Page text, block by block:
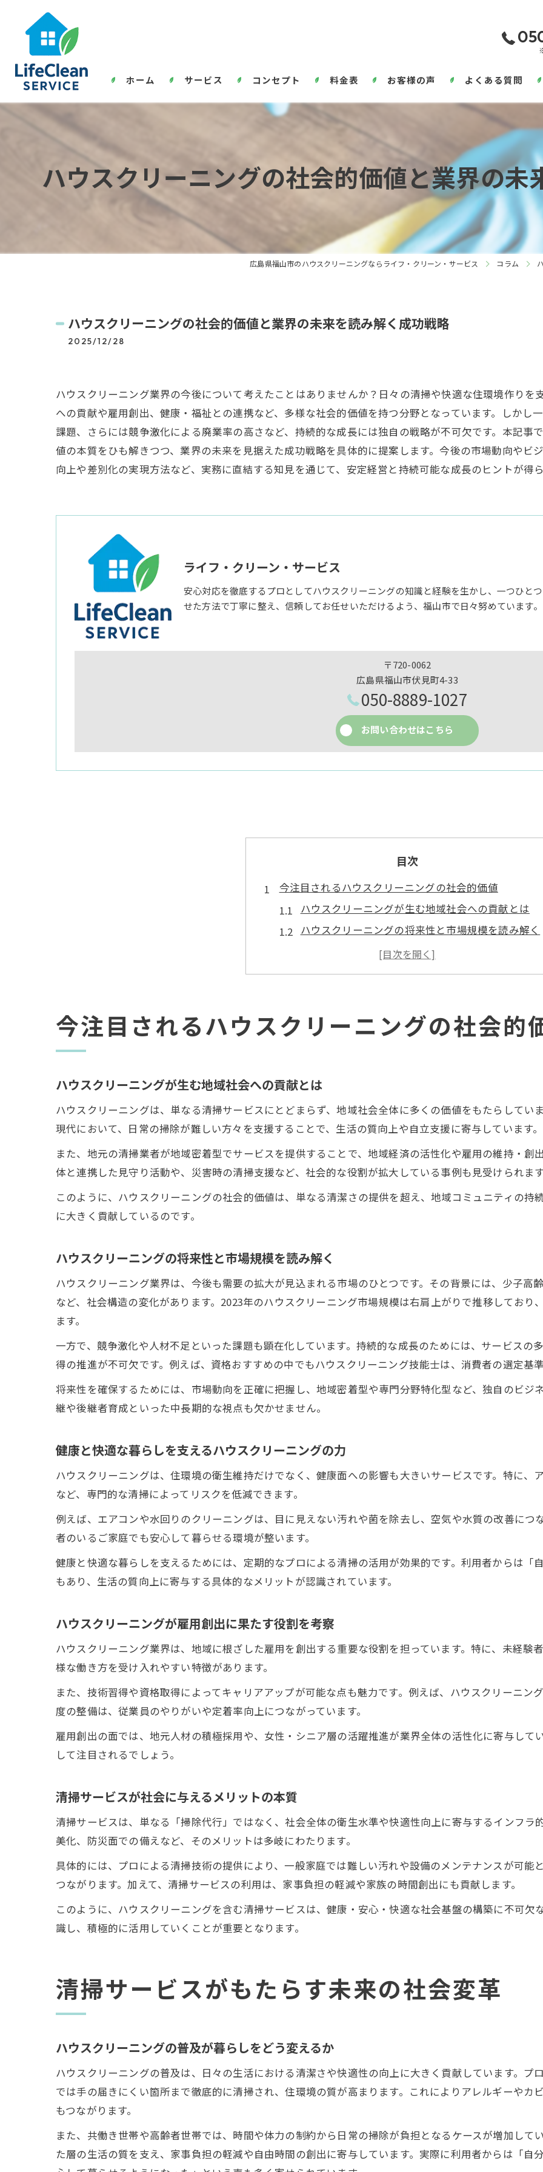
ホーム サービス コンセプト 料金表 お客様の声 よくある質問
ハウスクリーニングの社会的価値と業界の未
広島県福山市のハウスクリーニングならライフ・クリーン・サービス コラム
ハウスクリーニングの社会的価値と業界の未来を読み解く成功戦略
2025/12/28
ハウスクリーニング業界の今後について考えたことはありませんか？日々の清掃や快適な住環境作りを
への貢献や雇用創出、健康・福祉との連携など、多様な社会的価値を持つ分野となっています。しかし
課題、さらには競争激化による廃業率の高さなど、持続的な成長には独自の戦略が不可欠です。本記事
値の本質をひも解きつつ、業界の未来を見据えた成功戦略を具体的に提案します。今後の市場動向やビ
向上や差別化の実現方法など、実務に直結する知見を通じて、安定経営と持続可能な成長のヒントが得
ライフ・クリーン・サービス
安心対応を徹底するプロとしてハウスクリーニングの知識と経験を生かし、一つひと
せた方法で丁寧に整え、信頼してお任せいただけるよう、福山市で日々努めています。
〒720-0062
広島県福山市伏見町4-33
050-8889-1027
お問い合わせはこちら
目次
今注目されるハウスクリーニングの社会的価値
ハウスクリーニングが生む地域社会への貢献とは
ハウスクリーニングの将来性と市場規模を読み解く
健康と快適な暮らしを支えるハウスクリーニングの
ハウスクリーニングが雇用創出に果たす役割を考察
清掃サービスがもたらす未来の社会変革
ハウスクリーニングの普及が暮らしをどう変えるか
共働き世帯増加とハウスクリーニング需要の関係
ハウスクリーニングが推進する地域交流の形
ハウスクリーニング事業の成長を支える市場分析
ハウスクリーニング売上アップのための工夫と実践
資格取得が開くハウスクリーニングの新時代
ハウスクリーニング技能士資格のメリットを解説
資格取得で高まるハウスクリーニングの信頼性
資格取得がもたらす事業差別化のポイント
業界課題を乗り越えるための実践的ヒント
人材不足解消に向けたハウスクリーニングの施策
ハウスクリーニング業界の競争激化に勝つ秘訣
事業の安定経営を実現する実務ノウハウ
技術習得と市場拡大に向けた挑戦とは
ハウスクリーニング技術習得で広がる新たな可能性
市場拡大に必要なハウスクリーニングの工夫
最新技術を活かした清掃サービスの展望
エアコンクリーニング市場との連携強化
今注目されるハウスクリーニングの社会的
ハウスクリーニングが生む地域社会への貢献とは
ハウスクリーニングは、単なる清掃サービスにとどまらず、地域社会全体に多くの価値をもたらしてい
現代において、日常の掃除が難しい方々を支援することで、生活の質向上や自立支援に寄与しています。
また、地元の清掃業者が地域密着型でサービスを提供することで、地域経済の活性化や雇用の維持・創
体と連携した見守り活動や、災害時の清掃支援など、社会的な役割が拡大している事例も見受けられま
このように、ハウスクリーニングの社会的価値は、単なる清潔さの提供を超え、地域コミュニティの
に大きく貢献しているのです。
ハウスクリーニングの将来性と市場規模を読み解く
ハウスクリーニング業界は、今後も需要の拡大が見込まれる市場のひとつです。その背景には、少子高
など、社会構造の変化があります。2023年のハウスクリーニング市場規模は右肩上がりで推移してお
ます。
一方で、競争激化や人材不足といった課題も顕在化しています。持続的な成長のためには、サービスの
得の推進が不可欠です。例えば、資格おすすめの中でもハウスクリーニング技能士は、消費者の選定基
将来性を確保するためには、市場動向を正確に把握し、地域密着型や専門分野特化型など、独自のビジ
継や後継者育成といった中長期的な視点も欠かせません。
健康と快適な暮らしを支えるハウスクリーニングの力
ハウスクリーニングは、住環境の衛生維持だけでなく、健康面への影響も大きいサービスです。特に、
など、専門的な清掃によってリスクを低減できます。
例えば、エアコンや水回りのクリーニングは、目に見えない汚れや菌を除去し、空気や水質の改善につ
者のいるご家庭でも安心して暮らせる環境が整います。
健康と快適な暮らしを支えるためには、定期的なプロによる清掃の活用が効果的です。利用者からは「
もあり、生活の質向上に寄与する具体的なメリットが認識されています。
ハウスクリーニングが雇用創出に果たす役割を考察
ハウスクリーニング業界は、地域に根ざした雇用を創出する重要な役割を担っています。特に、未経験
様な働き方を受け入れやすい特徴があります。
また、技術習得や資格取得によってキャリアアップが可能な点も魅力です。例えば、ハウスクリーニン
度の整備は、従業員のやりがいや定着率向上につながっています。
雇用創出の面では、地元人材の積極採用や、女性・シニア層の活躍推進が業界全体の活性化に寄与して
して注目されるでしょう。
清掃サービスが社会に与えるメリットの本質
清掃サービスは、単なる「掃除代行」ではなく、社会全体の衛生水準や快適性向上に寄与するインフラ
美化、防災面での備えなど、そのメリットは多岐にわたります。
具体的には、プロによる清掃技術の提供により、一般家庭では難しい汚れや設備のメンテナンスが可能
つながります。加えて、清掃サービスの利用は、家事負担の軽減や家族の時間創出にも貢献します。
このように、ハウスクリーニングを含む清掃サービスは、健康・安心・快適な社会基盤の構築に不可欠
識し、積極的に活用していくことが重要となります。
清掃サービスがもたらす未来の社会変革
ハウスクリーニングの普及が暮らしをどう変えるか
ハウスクリーニングの普及は、日々の生活における清潔さや快適性の向上に大きく貢献しています。プ
では手の届きにくい箇所まで徹底的に清掃され、住環境の質が高まります。これによりアレルギーやカ
もつながります。
また、共働き世帯や高齢者世帯では、時間や体力の制約から日常の掃除が負担となるケースが増加して
た層の生活の質を支え、家事負担の軽減や自由時間の創出に寄与しています。実際に利用者からは「自
お問い合わせはこちら
お問い合わせはこちら